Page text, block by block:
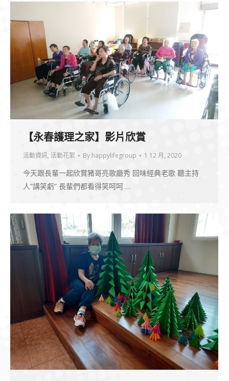
【永春護理之家】影片欣賞
活動資訊, 活動花絮 By happylifegroup 1 12 月, 2020
今天跟長輩一起欣賞豬哥亮歌廳秀 回味經典老歌 聽主持
人”講笑虧” 長輩們都看得笑呵呵 …